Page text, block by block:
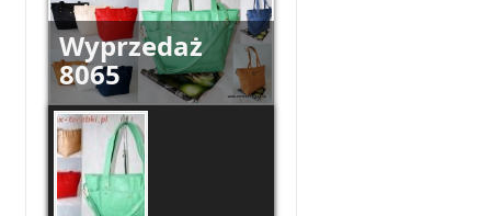
Wyprzedaż
8065